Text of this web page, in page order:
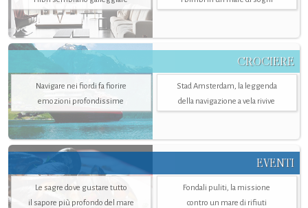
CROCIERE
Navigare nei fiordi fa fiorire
emozioni profondissime
Stad Amsterdam, la leggenda
della navigazione a vela rivive
EVENTI
Le sagre dove gustare tutto
il sapore più profondo del mare
Fondali puliti, la missione
contro un mare di rifiuti